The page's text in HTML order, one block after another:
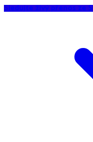
Sledujte živý přenos ze